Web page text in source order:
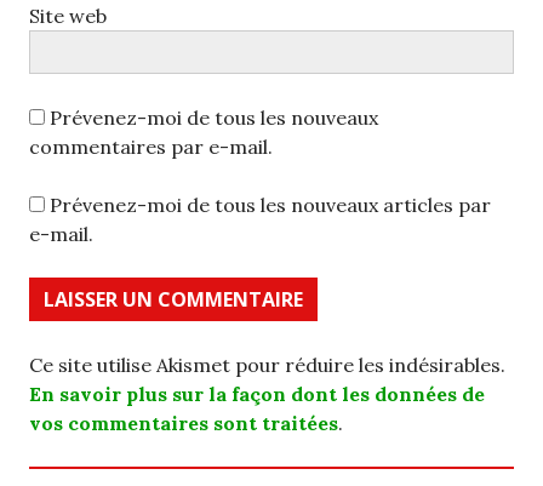
Site web
Prévenez-moi de tous les nouveaux
commentaires par e-mail.
Prévenez-moi de tous les nouveaux articles par
e-mail.
Ce site utilise Akismet pour réduire les indésirables.
En savoir plus sur la façon dont les données de
vos commentaires sont traitées.